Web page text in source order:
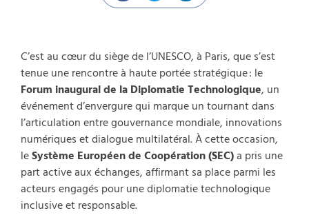
C’est au cœur du siège de l’UNESCO, à Paris, que s’est
tenue une rencontre à haute portée stratégique : le
Forum inaugural de la Diplomatie Technologique, un
événement d’envergure qui marque un tournant dans
l’articulation entre gouvernance mondiale, innovations
numériques et dialogue multilatéral. À cette occasion,
leSystème Européen de Coopération (SEC)a pris une
part active aux échanges, affirmant sa place parmi les
acteurs engagés pour une diplomatie technologique
inclusive et responsable.